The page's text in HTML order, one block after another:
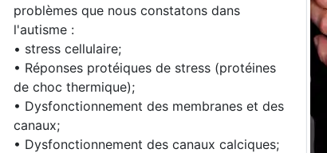
problèmes que nous constatons dans
l'autisme :
• stress cellulaire;
• Réponses protéiques de stress (protéines
de choc thermique);
• Dysfonctionnement des membranes et des
canaux;
• Dysfonctionnement des canaux calciques;